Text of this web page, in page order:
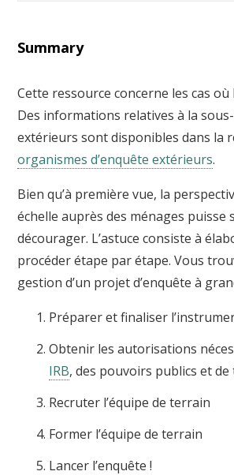
Summary
Cette ressource concerne les cas
Des informations relatives à la
extérieurs sont disponibles dans la
organismes d’enquête extérieurs.
Bien qu’à première vue, la
échelle auprès des ménages
décourager. L’astuce consiste à
procéder étape par étape. Vous
gestion d’un projet d’enquête à
Préparer et finaliser
Obtenir les autorisations
IRB, des pouvoirs publics et
Recruter l’équipe de terrain
Former l’équipe de terrain
Lancer l’enquête !